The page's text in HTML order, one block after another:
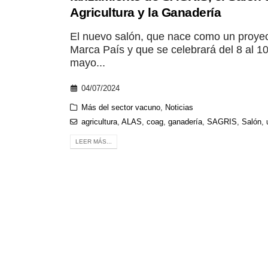
Agricultura y la Ganadería
El nuevo salón, que nace como un
Marca País y que se celebrará del 8 al
mayo...
04/07/2024
Más del sector vacuno, Noticias
agricultura, ALAS, coag, ganadería, SAGRIS, Salón,
LEER MÁS...